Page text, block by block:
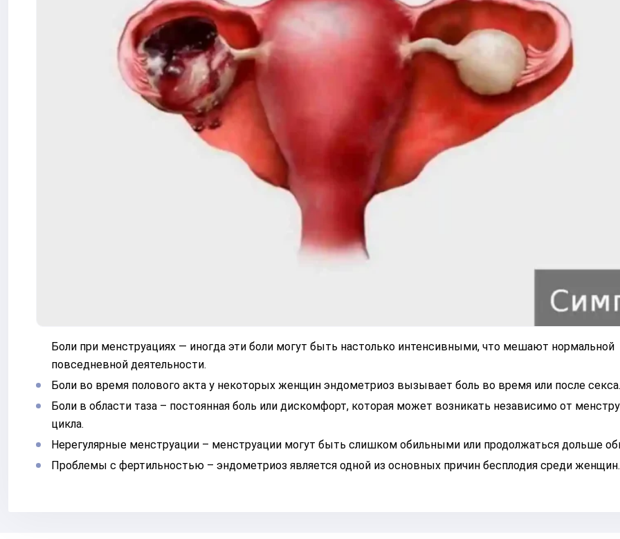
Боли при менструациях — иногда эти боли могут быть настолько интенсивными, что мешают нормальной
повседневной деятельности.
Боли во время полового акта у некоторых женщин эндометриоз вызывает боль во время или после секса.
Боли в области таза – постоянная боль или дискомфорт, которая может возникать независимо от
цикла.
Нерегулярные менструации – менструации могут быть слишком обильными или продолжаться дольше
Проблемы с фертильностью – эндометриоз является одной из основных причин бесплодия среди женщин.